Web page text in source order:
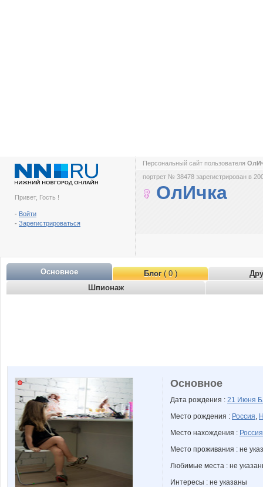
Привет, Гость !
- Войти
- Зарегистрироваться
Персональный сайт пользователя
портрет № 38478 зарегистрирован в
ОлИчка
Основное Блог( 0 )
Шпионаж
Основное
Дата рождения : 21 Июня
Место рождения : Россия,
Место нахождения : Россия
Место проживания : не
Любимые места : не
Интересы : не указаны